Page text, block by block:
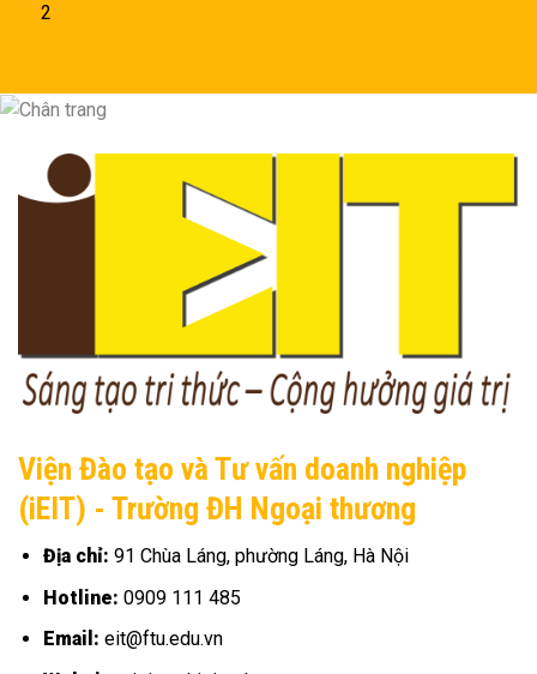
2
Viện Đào tạo và Tư vấn doanh nghiệp
(iEIT) - Trường ĐH Ngoại thương
Địa chỉ: 91 Chùa Láng, phường Láng, Hà Nội
Hotline: 0909 111 485
Email: eit@ftu.edu.vn